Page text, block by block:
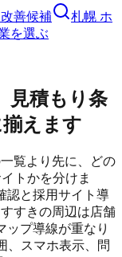
改善候補
札幌 ホ
を選ぶ
見積もり条
えます
覧より先に、どの
トかを分けま
認と採用サイト導
すきの周辺は店舗
ップ導線が重なり
、スマホ表示、問